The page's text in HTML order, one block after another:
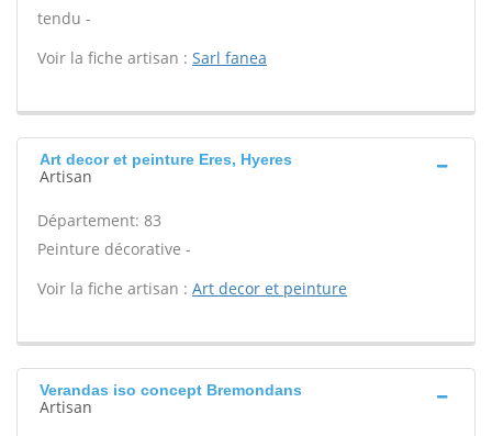
tendu -
Voir la fiche artisan : Sarl fanea
Art decor et peinture Eres, Hyeres
Artisan
Département: 83
Peinture décorative -
Voir la fiche artisan : Art decor et peinture
Verandas iso concept Bremondans
Artisan